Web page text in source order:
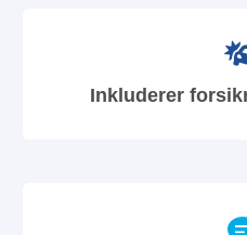
Inkluderer